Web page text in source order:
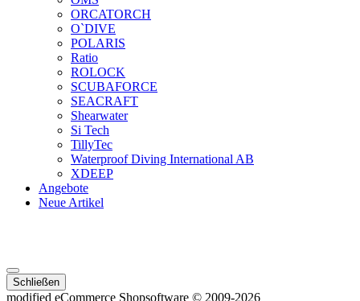
ORCATORCH
O`DIVE
POLARIS
Ratio
ROLOCK
SCUBAFORCE
SEACRAFT
Shearwater
Si Tech
TillyTec
Waterproof Diving International AB
XDEEP
Angebote
Neue Artikel
Schließen
modified eCommerce Shopsoftware © 2009-2026